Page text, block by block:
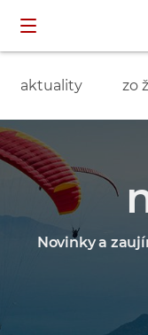
aktuality zo
Novinky a